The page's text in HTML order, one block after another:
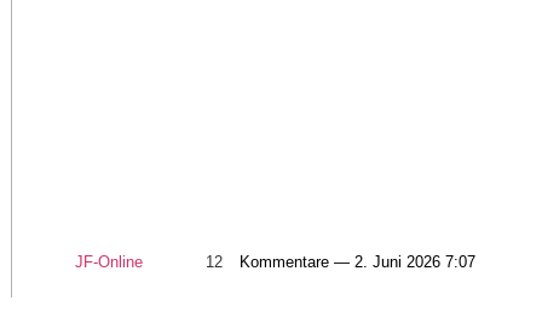
JF-Online 12 Kommentare — 2. Juni 2026 7:07